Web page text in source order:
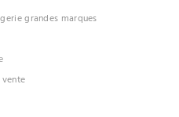
grandes marques